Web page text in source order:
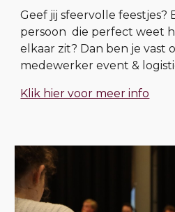
Geef jij sfeervolle feestjes?
persoon die perfect weet
elkaar zit? Dan ben je vast
medewerker event &
Klik hier voor meer info